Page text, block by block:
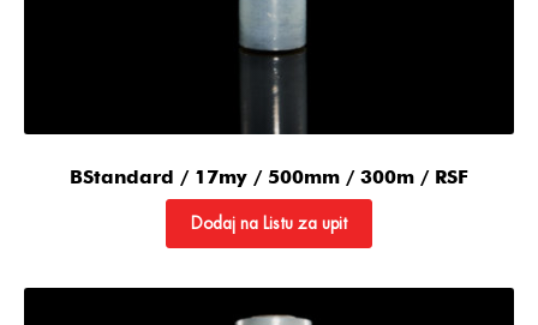
BStandard / 17my / 500mm / 300m / RSF
Dodaj na Listu za upit